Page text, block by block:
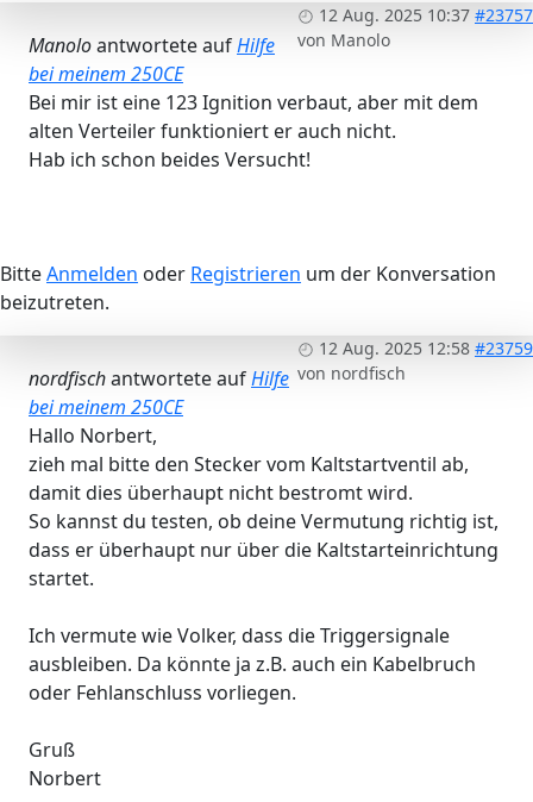
12 Aug. 2025 10:37 #23757
von Manolo
Manoloantwortete aufHilfe
bei meinem 250CE
Bei mir ist eine 123 Ignition verbaut, aber mit dem
alten Verteiler funktioniert er auch nicht.
Hab ich schon beides Versucht!
BitteAnmelden oder Registrieren um der Konversation
beizutreten.
12 Aug. 2025 12:58 #23759
von nordfisch
nordfischantwortete aufHilfe
bei meinem 250CE
Hallo Norbert,
zieh mal bitte den Stecker vom Kaltstartventil ab,
damit dies überhaupt nicht bestromt wird.
So kannst du testen, ob deine Vermutung richtig ist,
dass er überhaupt nur über die Kaltstarteinrichtung
startet.
Ich vermute wie Volker, dass die Triggersignale
ausbleiben. Da könnte ja z.B. auch ein Kabelbruch
oder Fehlanschluss vorliegen.
Gruß
Norbert